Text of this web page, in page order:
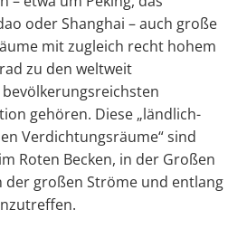
oder Shanghai – auch große
mit zugleich recht hohem
zu den weltweit
gehören. Diese „ländlich-
Verdichtungsräume“ sind
Roten Becken, in der Großen
der großen Ströme und entlang